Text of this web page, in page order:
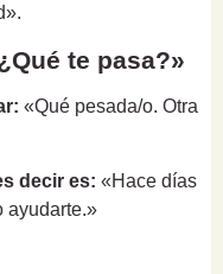
te pasa?»
«Qué pesada/o. Otra
decir es: «Hace días
ayudarte.»